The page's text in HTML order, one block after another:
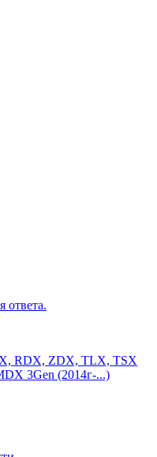
ответа.
RDX, ZDX, TLX, TSX
3Gen (2014г-...)